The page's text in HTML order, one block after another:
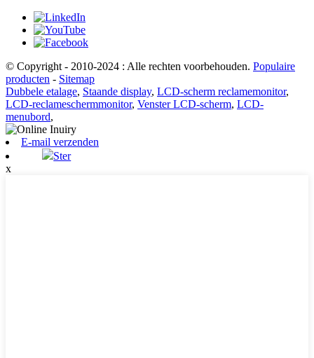
© Copyright - 2010-2024 : Alle rechten voorbehouden. Populaire
producten - Sitemap
Dubbele etalage, Staande display, LCD-scherm reclamemonitor,
LCD-reclameschermmonitor, Venster LCD-scherm, LCD-
menubord,
E-mail verzenden
Ster
x